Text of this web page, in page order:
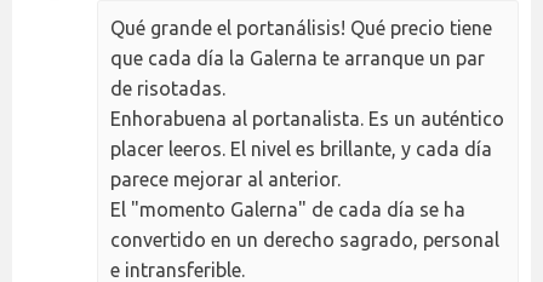
Qué grande el portanálisis! Qué precio tiene
que cada día la Galerna te arranque un par
de risotadas.
Enhorabuena al portanalista. Es un auténtico
placer leeros. El nivel es brillante, y cada día
parece mejorar al anterior.
El "momento Galerna" de cada día se ha
convertido en un derecho sagrado, personal
e intransferible.